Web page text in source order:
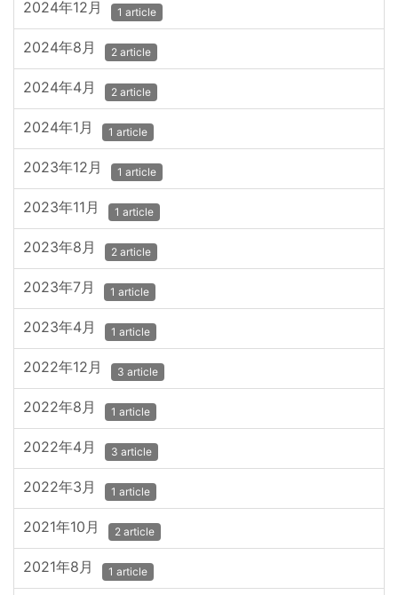
2024年12月 1 article
2024年8月 2 article
2024年4月 2 article
2024年1月 1 article
2023年12月 1 article
2023年11月 1 article
2023年8月 2 article
2023年7月 1 article
2023年4月 1 article
2022年12月 3 article
2022年8月 1 article
2022年4月 3 article
2022年3月 1 article
2021年10月 2 article
2021年8月 1 article